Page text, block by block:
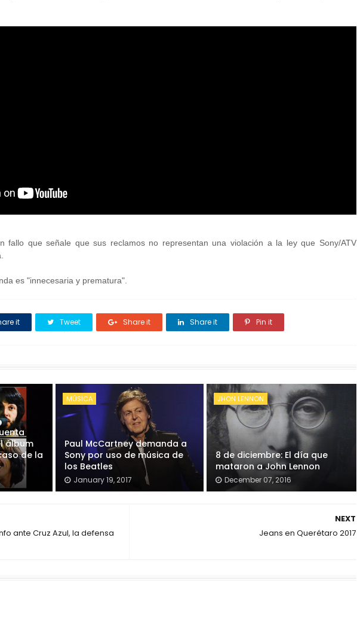
fallo que señale que sus reclamos no representan una violación a la ley que Sony/ATV
es "innecesaria y prematura".
it Tweet Share it Share it Pin it
álbum
de la
MÚSICA
Paul McCartney demanda a
Sony por uso de música de
los Beatles
January 19, 2017
JHON LENNON
8 de diciembre: El día que
mataron a John Lennon
December 07, 2016
NEXT
Jeans en Querétaro 2017
ante Cruz Azul, la defensa